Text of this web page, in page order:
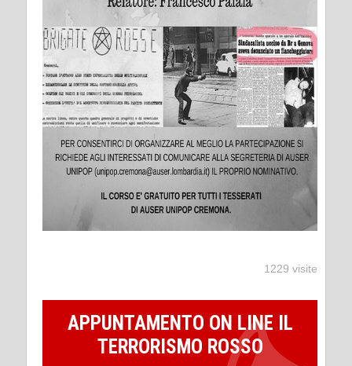
1229 visite
APPUNTAMENTO ON LINE IL
TERRORISMO ROSSO